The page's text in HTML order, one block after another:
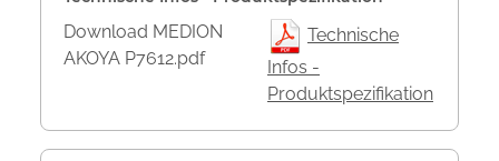
Download MEDION
AKOYA P7612.pdf
Technische
Infos -
Produktspezifikation